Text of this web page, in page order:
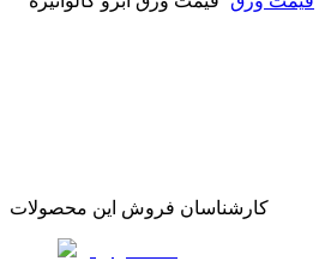
کارشناسان فروش این محصولات